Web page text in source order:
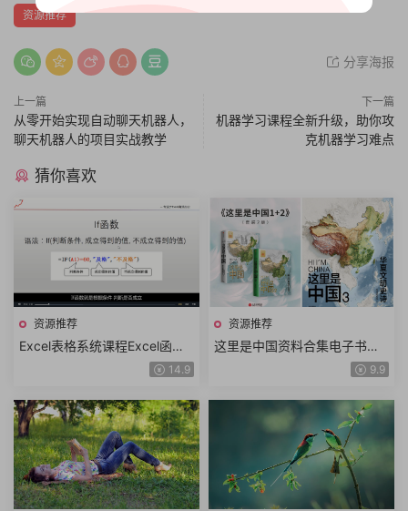
资源推荐
分享海报
上一篇
从零开始实现自动聊天机器人，
聊天机器人的项目实战教学
下一篇
机器学习课程全新升级，助你攻
克机器学习难点
猜你喜欢
资源推荐
Excel表格系统课程Excel函数
公式Excel数据透视表Excel图
14.9
资源推荐
这里是中国资料合集电子书全3
册中国地理科普华夏文明史诗9.9